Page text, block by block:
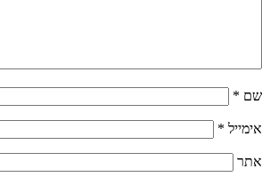
שם *
אימייל *
אתר